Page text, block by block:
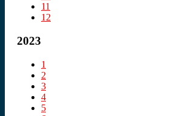
11
12
2023
1
2
3
4
5